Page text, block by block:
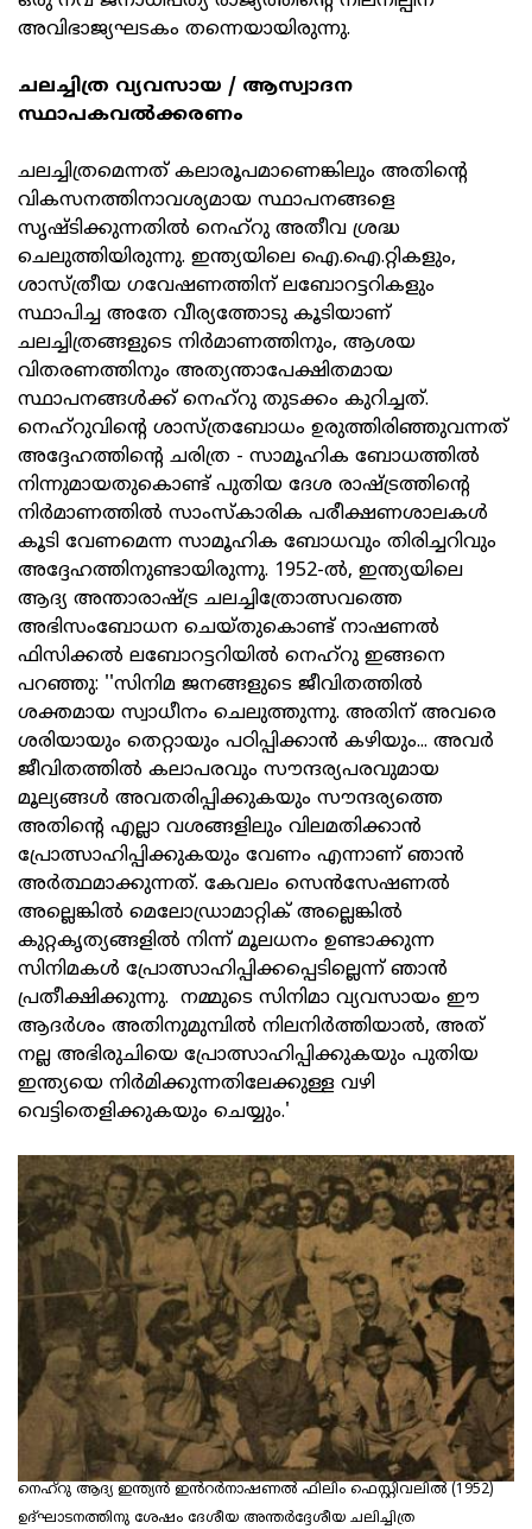
അവിഭാജ്യഘടകം തന്നെയായിരുന്നു.
ചലച്ചിത്ര വ്യവസായ / ആസ്വാദന
സ്ഥാപകവല്‍ക്കരണം
ചലച്ചിത്രമെന്നത് കലാരൂപമാണെങ്കിലും അതിന്റെ
വികസനത്തിനാവശ്യമായ സ്ഥാപനങ്ങളെ
സൃഷ്ടിക്കുന്നതില്‍ നെഹ്റു അതീവ ശ്രദ്ധ
ചെലുത്തിയിരുന്നു. ഇന്ത്യയിലെ ഐ.ഐ.റ്റികളും,
ശാസ്ത്രീയ ഗവേഷണത്തിന് ലബോറട്ടറികളും
സ്ഥാപിച്ച അതേ വീര്യത്തോടു കൂടിയാണ്
ചലച്ചിത്രങ്ങളുടെ നിര്‍മാണത്തിനും, ആശയ
വിതരണത്തിനും അത്യന്താപേക്ഷിതമായ
സ്ഥാപനങ്ങള്‍ക്ക് നെഹ്റു തുടക്കം കുറിച്ചത്.
നെഹ്റുവിന്റെ ശാസ്ത്രബോധം ഉരുത്തിരിഞ്ഞുവന്നത്
അദ്ദേഹത്തിന്റെ ചരിത്ര - സാമൂഹിക ബോധത്തില്‍
നിന്നുമായതുകൊണ്ട് പുതിയ ദേശ രാഷ്ട്രത്തിന്റെ
നിര്‍മാണത്തില്‍ സാംസ്‌കാരിക പരീക്ഷണശാലകള്‍
കൂടി വേണമെന്ന സാമൂഹിക ബോധവും തിരിച്ചറിവും
അദ്ദേഹത്തിനുണ്ടായിരുന്നു. 1952-ല്‍, ഇന്ത്യയിലെ
ആദ്യ അന്താരാഷ്ട്ര ചലച്ചിത്രോത്സവത്തെ
അഭിസംബോധന ചെയ്തുകൊണ്ട് നാഷണല്‍
ഫിസിക്കല്‍ ലബോറട്ടറിയില്‍ നെഹ്‌റു ഇങ്ങനെ
പറഞ്ഞു: ''സിനിമ ജനങ്ങളുടെ ജീവിതത്തില്‍
ശക്തമായ സ്വാധീനം ചെലുത്തുന്നു. അതിന് അവരെ
ശരിയായും തെറ്റായും പഠിപ്പിക്കാന്‍ കഴിയും... അവര്‍
ജീവിതത്തില്‍ കലാപരവും സൗന്ദര്യപരവുമായ
മൂല്യങ്ങള്‍ അവതരിപ്പിക്കുകയും സൗന്ദര്യത്തെ
അതിന്റെ എല്ലാ വശങ്ങളിലും വിലമതിക്കാന്‍
പ്രോത്സാഹിപ്പിക്കുകയും വേണം എന്നാണ് ഞാന്‍
അര്‍ത്ഥമാക്കുന്നത്. കേവലം സെന്‍സേഷണല്‍
അല്ലെങ്കില്‍ മെലോഡ്രാമാറ്റിക് അല്ലെങ്കില്‍
കുറ്റകൃത്യങ്ങളില്‍ നിന്ന് മൂലധനം ഉണ്ടാക്കുന്ന
സിനിമകള്‍ പ്രോത്സാഹിപ്പിക്കപ്പെടില്ലെന്ന് ഞാന്‍
പ്രതീക്ഷിക്കുന്നു. നമ്മുടെ സിനിമാ വ്യവസായം ഈ
ആദര്‍ശം അതിനുമുമ്പില്‍ നിലനിര്‍ത്തിയാല്‍, അത്
നല്ല അഭിരുചിയെ പ്രോത്സാഹിപ്പിക്കുകയും പുതിയ
ഇന്ത്യയെ നിര്‍മിക്കുന്നതിലേക്കുള്ള വഴി
വെട്ടിതെളിക്കുകയും ചെയ്യും.'
നെഹ്റു ആദ്യ ഇന്ത്യൻ ഇൻറർനാഷണൽ ഫിലിം ഫെസ്റ്റിവലിൽ (1952)
ഉദ്ഘാടനത്തിനു ശേഷം ദേശീയ അന്തർദ്ദേശീയ ചലിച്ചിത്ര